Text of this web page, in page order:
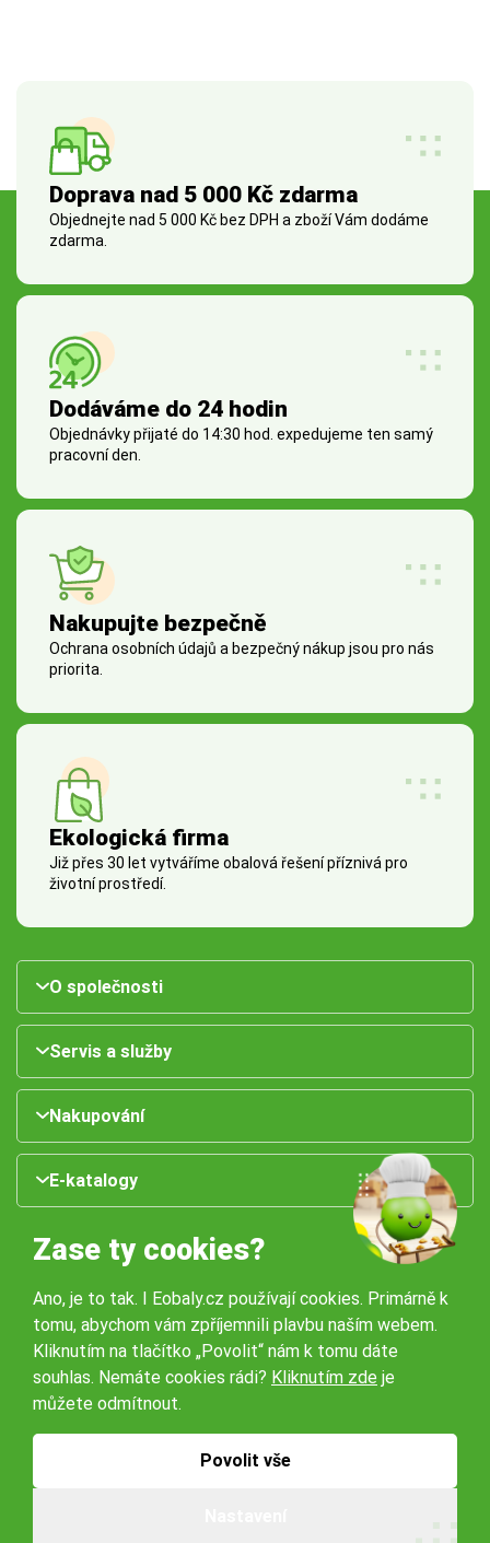
Doprava nad 5 000 Kč zdarma
Objednejte nad 5 000 Kč bez DPH a zboží Vám dodáme
zdarma.
Dodáváme do 24 hodin
Objednávky přijaté do 14:30 hod. expedujeme ten samý
pracovní den.
Nakupujte bezpečně
Ochrana osobních údajů a bezpečný nákup jsou pro nás
priorita.
Ekologická firma
Již přes 30 let vytváříme obalová řešení příznivá pro
životní prostředí.
O společnosti
Servis a služby
Nakupování
E-katalogy
Naše pobočky:
Obchodní podmínky
Zase ty cookies?
Ano, je to tak. I Eobaly.cz používají cookies. Primárně k
tomu, abychom vám zpříjemnili plavbu naším webem.
Kliknutím na tlačítko „Povolit“ nám k tomu dáte
souhlas. Nemáte cookies rádi? Kliknutím zde je
můžete odmítnout.
Povolit vše